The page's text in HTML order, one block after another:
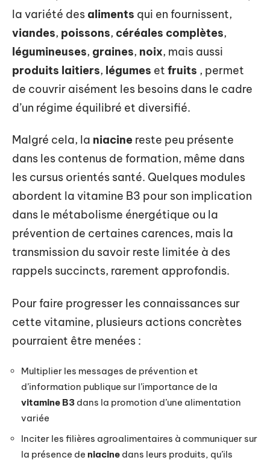
la variété des aliments qui en fournissent,
viandes, poissons, céréales complètes,
légumineuses, graines, noix, mais aussi
produits laitiers, légumes et fruits , permet
de couvrir aisément les besoins dans le cadre
d’un régime équilibré et diversifié.
Malgré cela, la niacine reste peu présente
dans les contenus de formation, même dans
les cursus orientés santé. Quelques modules
abordent la vitamine B3 pour son implication
dans le métabolisme énergétique ou la
prévention de certaines carences, mais la
transmission du savoir reste limitée à des
rappels succincts, rarement approfondis.
Pour faire progresser les connaissances sur
cette vitamine, plusieurs actions concrètes
pourraient être menées :
Multiplier les messages de prévention et
d’information publique sur l’importance de la
vitamine B3 dans la promotion d’une alimentation
variée
Inciter les filières agroalimentaires à communiquer sur
la présence de niacine dans leurs produits, qu’ils